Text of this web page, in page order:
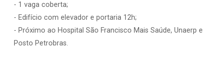
- 1 vaga coberta;
- Edifício com elevador e portaria 12h;
- Próximo ao Hospital São Francisco Mais Saúde, Unaerp e
Posto Petrobras.